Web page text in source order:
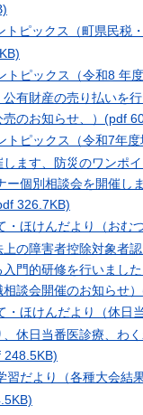
ピックス（町県民税
ピックス（令和8 年
公有財産の売り払いを
のお知らせ、） (pdf
ピックス（令和7年度
ます、防災のワンポ
ー個別相談会を開催し
326.7KB)
ほけんだより（おむ
の障害者控除対象者
門的研修を行いまし
談会開催のお知らせ）
ほけんだより（休日
、休日当番医診療、わ
248.5KB)
だより（各種大会結